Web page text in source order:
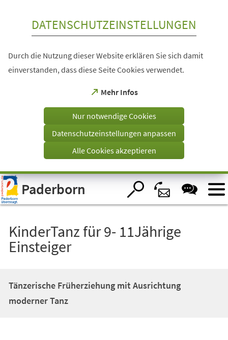
Visuelle
Assistenzsoftware
öffnen.
DATENSCHUTZEINSTELLUNGEN
Durch die Nutzung dieser Website erklären Sie sich damit
einverstanden, dass diese Seite Cookies verwendet.
Mehr Infos
(Öffnet
einem
Tab)
Nur notwendige Cookies
Datenschutzeinstellungen anpassen
Alle Cookies akzeptieren
Paderborn
KinderTanz für 9- 11Jährige
Einsteiger
Tänzerische Früherziehung mit Ausrichtung
moderner Tanz